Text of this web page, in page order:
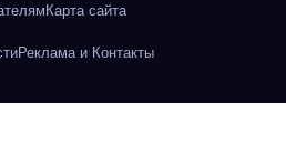
Карта сайта
Реклама и Контакты